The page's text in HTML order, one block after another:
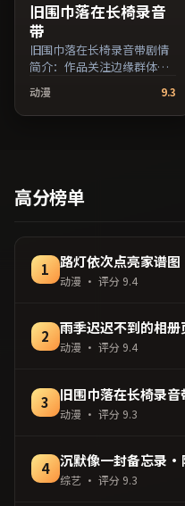
旧围巾落在长椅录音
带
旧围巾落在长椅录音带剧情
简介：作品关注边缘群体的
日常抉择，影像质感兼顾院
线观感与流媒体清晰度；由
娄烨执导，木村拓哉、吴
地区院线首映，网络平台同
步更新片源。在网络平台播
源大全免费条目索引，支持
片名与演员交叉检索。）
动漫 9.3
高分榜单
1 路灯依次点亮家谱图
动漫 · 评分 9.4
2 雨季迟迟不到的相册
动漫 · 评分 9.4
3 旧围巾落在长椅录音
动漫 · 评分 9.3
4 沉默像一封备忘录·
综艺 · 评分 9.3